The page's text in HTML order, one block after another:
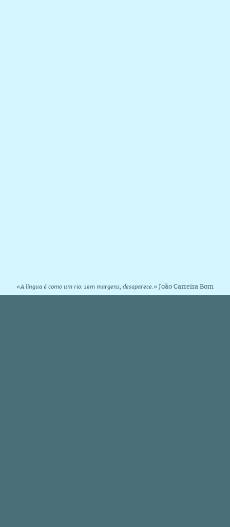
«A língua é como um rio: sem margens, desaparece.» João Carreira Bom